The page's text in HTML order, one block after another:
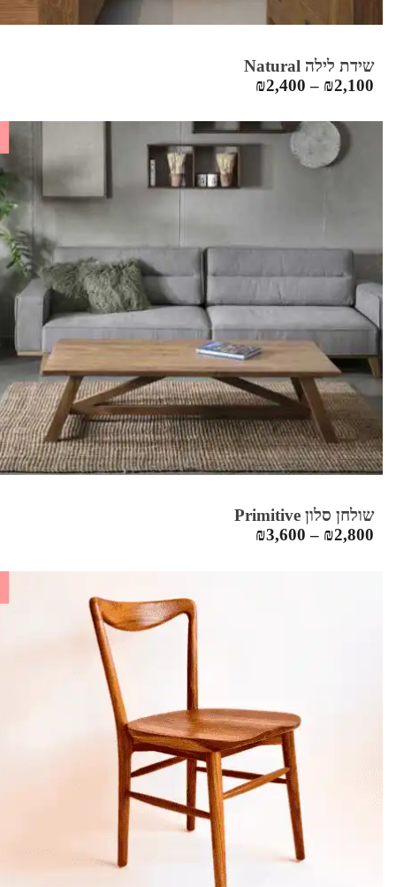
שידת לילה Natural
₪2,100
–
₪2,400
שולחן סלון Primitive
₪2,800
–
₪3,600